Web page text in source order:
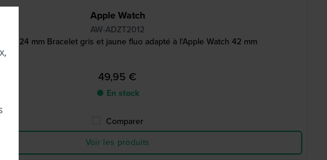
Apple Watch
AW-ADZT2012
24 mm Bracelet gris et jaune fluo adapté à l'Apple Watch 42 mm
49,95 €
● En stock
Comparer
Voir les produits